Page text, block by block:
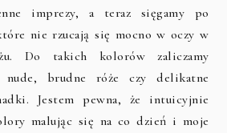
imprezy, a teraz sięgamy po
nie rzucają się mocno w oczy w
Do takich kolorów zaliczamy
nude, brudne róże czy delikatne
Jestem pewna, że intuicyjnie
malując się na co dzień i moje